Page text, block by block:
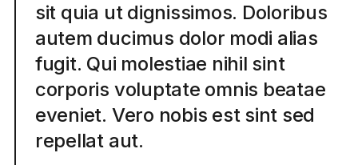
sit quia ut dignissimos. Doloribus
autem ducimus dolor modi alias
fugit. Qui molestiae nihil sint
corporis voluptate omnis beatae
eveniet. Vero nobis est sint sed
repellat aut.